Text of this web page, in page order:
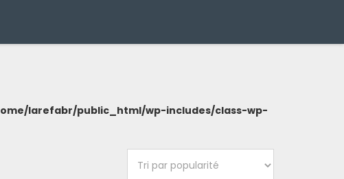
larefabr/public_html/wp-includes/class-wp-